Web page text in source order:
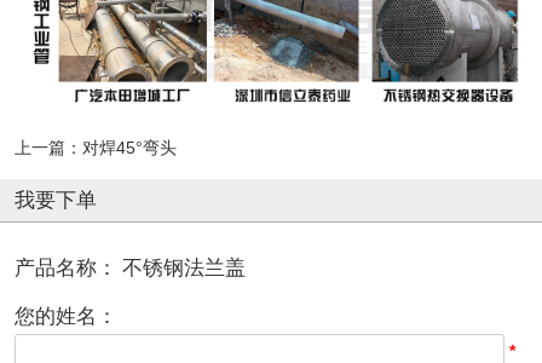
上一篇： 对焊45°弯头
我要下单
产品名称： 不锈钢法兰盖
您的姓名：
*